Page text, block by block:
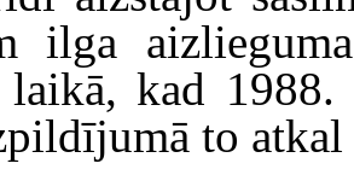
ilga
laikā, kad
to